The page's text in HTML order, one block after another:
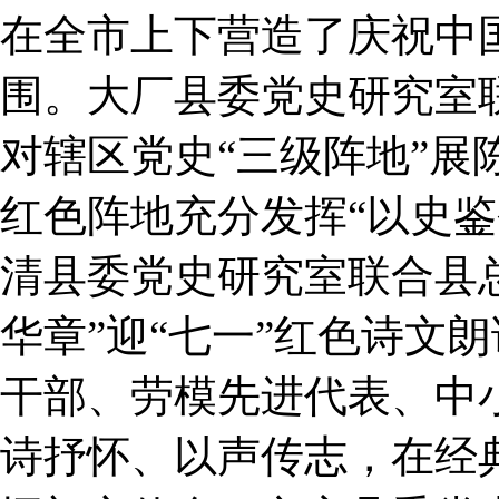
在全市上下营造了庆祝中
围。大厂县委党史研究
对辖区党史“三级阵地”
红色阵地充分发挥“以史
清县委党史研究室联合县
华章”迎“七一”红色诗文
干部、劳模先进代表、中
诗抒怀、以声传志，在经